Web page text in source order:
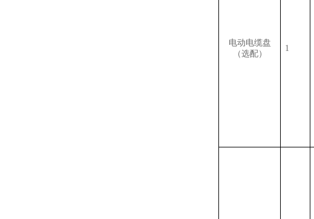
电动电缆盘
（选配）
1